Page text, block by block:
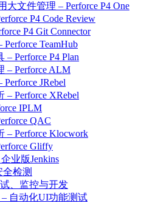
大文件管理 – Perforce P4 One
P4 Code Review
P4 Git Connector
TeamHub
– Perforce P4 Plan
– Perforce ALM
Perforce JRebel
– Perforce XRebel
IPLM
QAC
– Perforce Klocwork
Gliffy
业版Jenkins
全检测
试、监控与开发
– 自动化UI功能测试